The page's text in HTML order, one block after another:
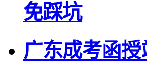
免踩坑
广东成考函